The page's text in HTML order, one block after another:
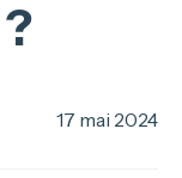
17 mai 2024